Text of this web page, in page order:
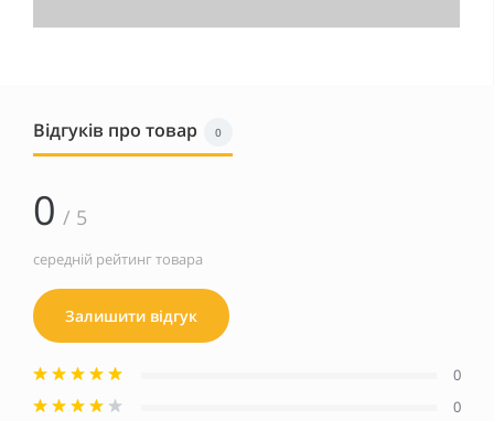
Відгуків про товар 0
0 / 5
середній рейтинг товара
Залишити відгук
0
0